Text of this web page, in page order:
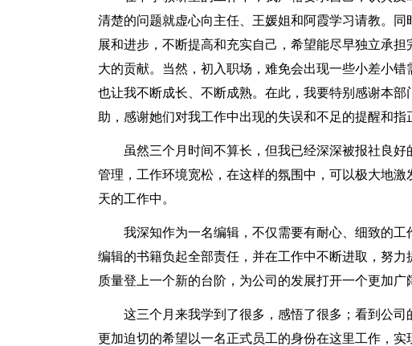
清楚的问题就虚心向主任、王媛姐和阿霞学习请教。
展和进步，不断提高和充实自己，希望能尽早独立承
大的贡献。当然，初入职场，难免会出现一些小差小
也让我不断成长、不断成熟。在此，我要特别感谢本
助，感谢她们对我工作中出现的失误和不足的提醒和指
虽然三个月时间不算长，但我已经深深被报社良
管理，工作环境宽松，在这样的氛围中，可以极大地
天的工作中。
我深知作为一名编辑，不仅需要有耐心、细致的
编辑的书籍负起全部责任，并在工作中不断进取，努
质量登上一个新的台阶，为公司的发展打开一个更加广
这三个月来我学到了很多，感悟了很多；看到公
更加迫切的希望以一名正式员工的身份在这里工作，